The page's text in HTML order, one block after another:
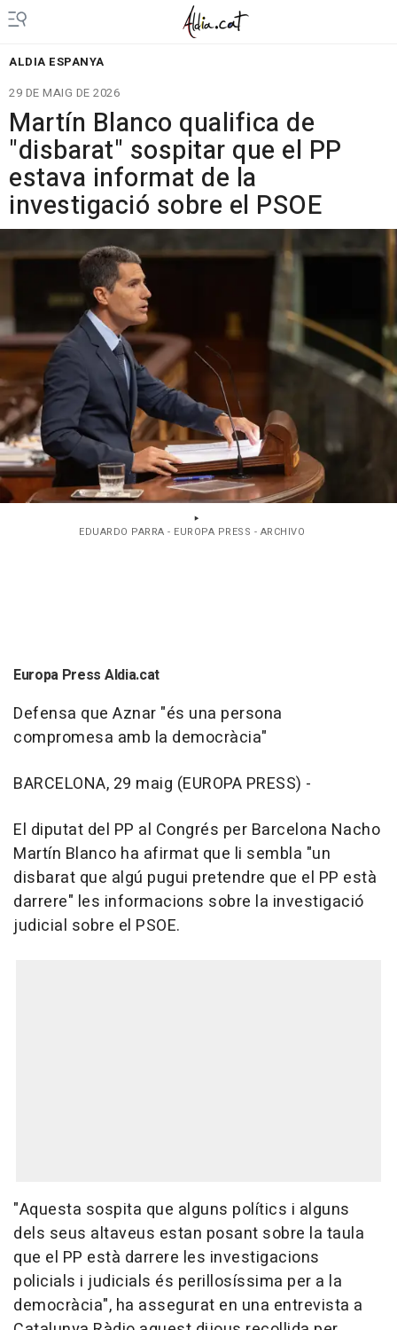
ALDIA ESPANYA
29 DE MAIG DE 2026
Martín Blanco qualifica de
"disbarat" sospitar que el PP
estava informat de la
investigació sobre el PSOE
EDUARDO PARRA - EUROPA PRESS - ARCHIVO
Europa Press Aldia.cat
Defensa que Aznar "és una persona
compromesa amb la democràcia"
BARCELONA, 29 maig (EUROPA PRESS) -
El diputat del PP al Congrés per Barcelona Nacho
Martín Blanco ha afirmat que li sembla "un
disbarat que algú pugui pretendre que el PP està
darrere" les informacions sobre la investigació
judicial sobre el PSOE.
"Aquesta sospita que alguns polítics i alguns
dels seus altaveus estan posant sobre la taula
que el PP està darrere les investigacions
policials i judicials és perillosíssima per a la
democràcia", ha assegurat en una entrevista a